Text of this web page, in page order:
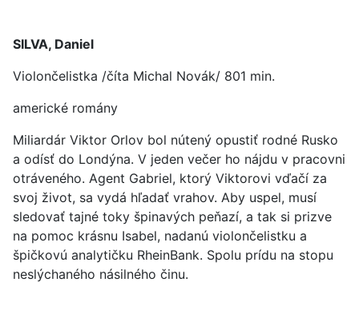
SILVA, Daniel
Violončelistka /číta Michal Novák/ 801 min.
americké romány
Miliardár Viktor Orlov bol nútený opustiť rodné Rusko
a odísť do Londýna. V jeden večer ho nájdu v pracovni
otráveného. Agent Gabriel, ktorý Viktorovi vďačí za
svoj život, sa vydá hľadať vrahov. Aby uspel, musí
sledovať tajné toky špinavých peňazí, a tak si prizve
na pomoc krásnu Isabel, nadanú violončelistku a
špičkovú analytičku RheinBank. Spolu prídu na stopu
neslýchaného násilného činu.